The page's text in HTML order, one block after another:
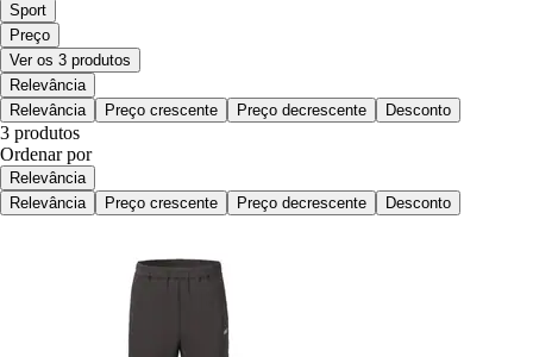
Sport
Preço
Ver os 3 produtos
Relevância
Relevância
Preço crescente Preço decrescente Desconto
3 produtos
Ordenar por
Relevância
Relevância
Preço crescente Preço decrescente Desconto